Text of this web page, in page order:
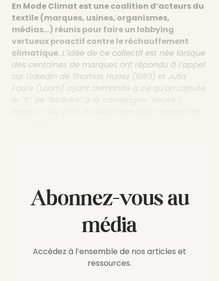
En Mode Climat est une coalition d’acteurs du
textile (marques, usines, organismes,
médias…) réunis pour faire un lobbying
vertueux proactif contre le réchauffement
climatique.L’idée de ce collectif est née lorsque
des centaines de marques ont répondu à l’appel
sur Linkedin de Thomas Huriez (1083) et Julia
Faure (Loom) ayant demandé à ce qu’on rajoute
Abonnez-vous au
média
Accédez à l’ensemble de nos articles et
ressources.